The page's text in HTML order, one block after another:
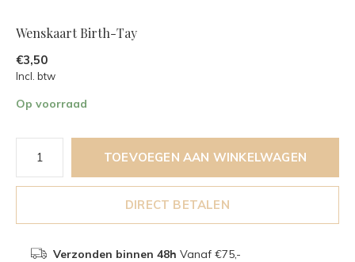
Wenskaart Birth-Tay
€3,50
Incl. btw
Op voorraad
TOEVOEGEN AAN WINKELWAGEN
DIRECT BETALEN
Verzonden binnen 48h Vanaf €75,-